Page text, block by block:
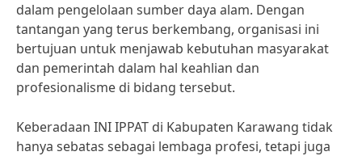
dalam pengelolaan sumber daya alam. Dengan
tantangan yang terus berkembang, organisasi ini
bertujuan untuk menjawab kebutuhan masyarakat
dan pemerintah dalam hal keahlian dan
profesionalisme di bidang tersebut.
Keberadaan INI IPPAT di Kabupaten Karawang tidak
hanya sebatas sebagai lembaga profesi, tetapi juga